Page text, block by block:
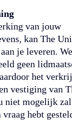
van jouw
kan The
je leveren.
geen
het
vestiging van
niet mogelijk
vraag hebt